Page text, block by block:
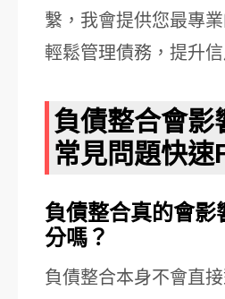
繫，我會提供您最專
輕鬆管理債務，提升信
負債整合會影
常見問題快速
負債整合真的會影
分嗎？
負債整合本身不會直